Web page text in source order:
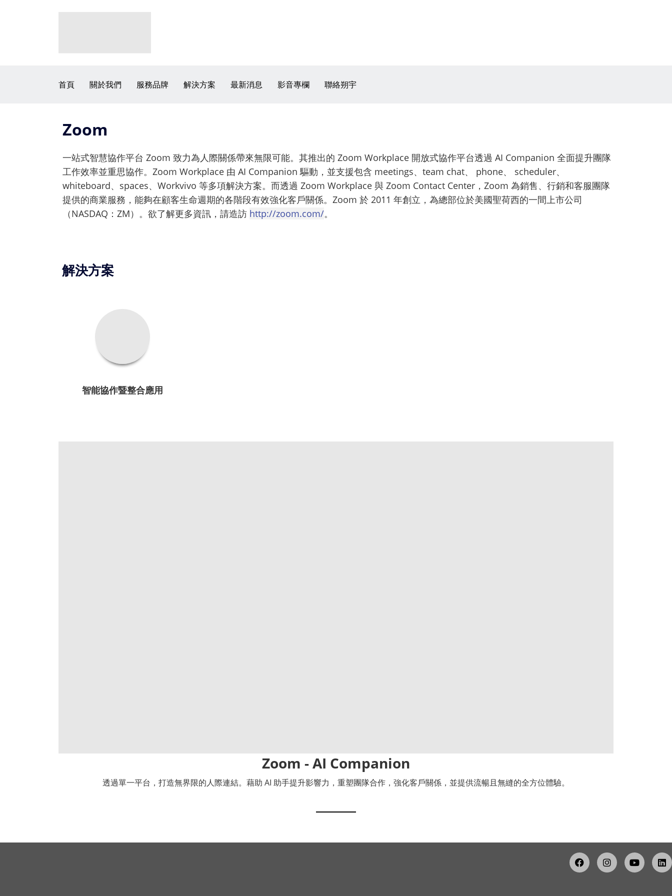
首頁 關於我們 服務品牌 解決方案 最新消息 影音專欄 聯絡朔宇
Zoom
一站式智慧協作平台 Zoom 致力為人際關係帶來無限可能。其推出的 Zoom Workplace 開放式協作平台透過 AI Companion 全面提升團隊
工作效率並重思協作。 Zoom Workplace 由 AI Companion 驅動，並支援包含 meetings、team chat、 phone、 scheduler、
whiteboard、spaces、Workvivo 等多項解決方案。而透過 Zoom Workplace 與 Zoom Contact Center，Zoom 為銷售、行銷和客服團隊
提供的商業服務，能夠在顧客生命週期的各階段有效強化客戶關係。Zoom 於 2011 年創立，為總部位於美國聖荷西的一間上市公司
（NASDAQ：ZM）。欲了解更多資訊，請造訪 http://zoom.com/。
解決方案
智能協作暨整合應用
Zoom - AI Companion
透過單一平台，打造無界限的人際連結。藉助 AI 助手提升影響力，重塑團隊合作，強化客戶關係，並提供流暢且無縫的全方位體驗。